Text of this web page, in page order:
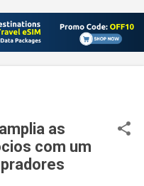
as
com um